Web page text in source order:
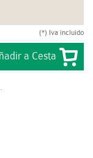
(*) Iva incluido